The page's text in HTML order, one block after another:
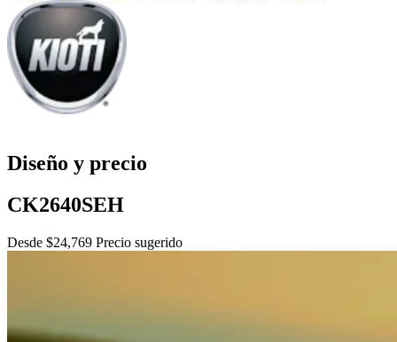
Diseño y precio
CK2640SEH
Desde $24,769 Precio sugerido